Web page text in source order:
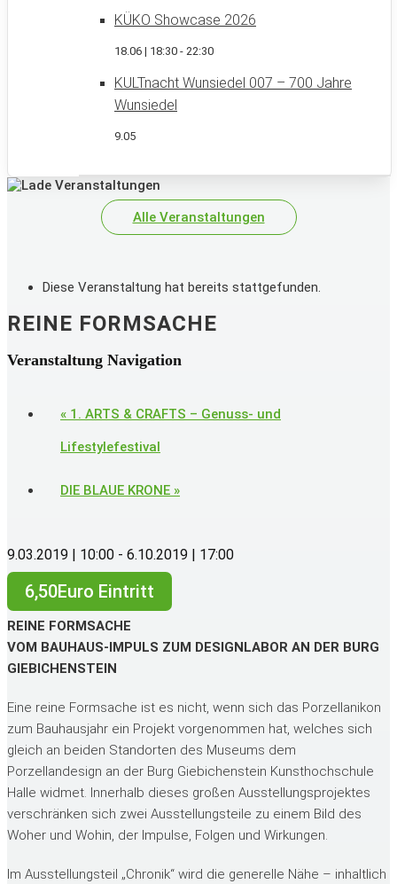
KÜKO Showcase 2026
18.06 | 18:30 - 22:30
KULTnacht Wunsiedel 007 – 700 Jahre
Wunsiedel
9.05
Alle Veranstaltungen
Diese Veranstaltung hat bereits stattgefunden.
REINE FORMSACHE
Veranstaltung Navigation
« 1. ARTS & CRAFTS – Genuss- und
Lifestylefestival
DIE BLAUE KRONE »
9.03.2019 | 10:00 - 6.10.2019 | 17:00
6,50Euro Eintritt
REINE FORMSACHE
VOM BAUHAUS-IMPULS ZUM DESIGNLABOR AN DER BURG
GIEBICHENSTEIN
Eine reine Formsache ist es nicht, wenn sich das Porzellanikon
zum Bauhausjahr ein Projekt vorgenommen hat, welches sich
gleich an beiden Standorten des Museums dem
Porzellandesign an der Burg Giebichenstein Kunsthochschule
Halle widmet. Innerhalb dieses großen Ausstellungsprojektes
verschränken sich zwei Ausstellungsteile zu einem Bild des
Woher und Wohin, der Impulse, Folgen und Wirkungen.
Im Ausstellungsteil „Chronik“ wird die generelle Nähe – inhaltlich